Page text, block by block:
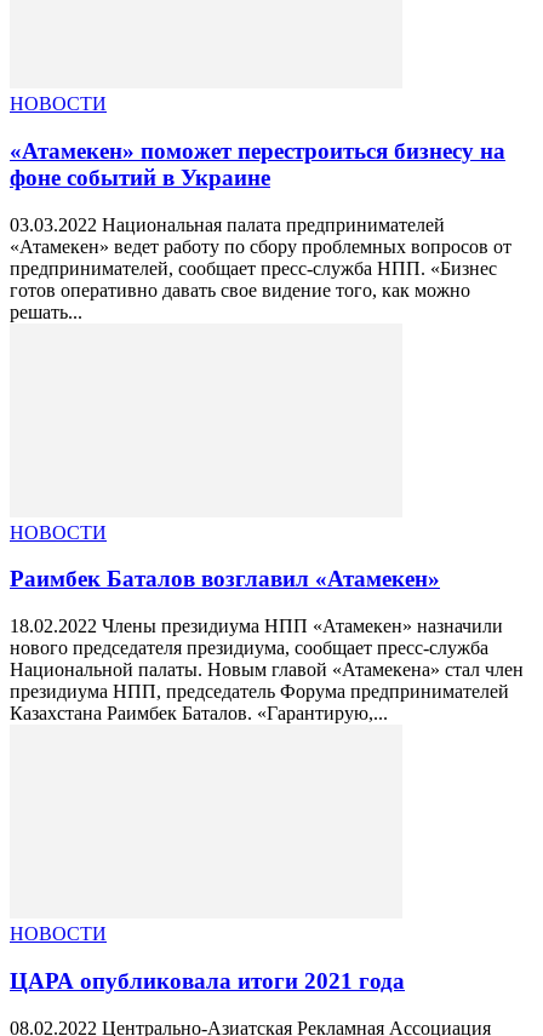
НОВОСТИ
«Атамекен» поможет перестроиться бизнесу на
фоне событий в Украине
03.03.2022 Национальная палата предпринимателей
«Атамекен» ведет работу по сбору проблемных вопросов от
предпринимателей, сообщает пресс-служба НПП. «Бизнес
готов оперативно давать свое видение того, как можно
решать...
НОВОСТИ
Раимбек Баталов возглавил «Атамекен»
18.02.2022 Члены президиума НПП «Атамекен» назначили
нового председателя президиума, сообщает пресс-служба
Национальной палаты. Новым главой «Атамекена» стал член
президиума НПП, председатель Форума предпринимателей
Казахстана Раимбек Баталов. «Гарантирую,...
НОВОСТИ
ЦАРА опубликовала итоги 2021 года
08.02.2022 Центрально-Азиатская Рекламная Ассоциация